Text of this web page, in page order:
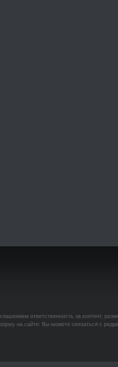
ответственность за контент,
на сайте. Вы можете связаться с